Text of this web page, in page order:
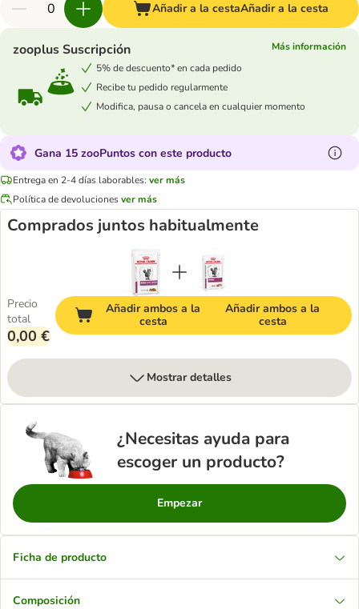
Añadir a la cestaAñadir a la cesta
zooplus Suscripción
Más información
5% de descuento* en cada pedido
Recibe tu pedido regularmente
Modifica, pausa o cancela en cualquier momento
Gana 15 zooPuntos con este producto
Entrega en 2-4 días laborables: ver más
Política de devolucionesver más
Comprados juntos habitualmente
Precio
total
0,00 €
Añadir ambos a la
cesta
Añadir ambos a la
cesta
Mostrar detalles
¿Necesitas ayuda para
escoger un producto?
Empezar
Ficha de producto
Composición